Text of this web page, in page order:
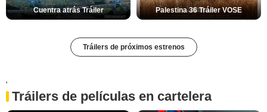
Cuentra atrás Tráiler Palestina 36 Tráiler VOSE
Tráilers de próximos estrenos
'
Tráilers de películas en cartelera